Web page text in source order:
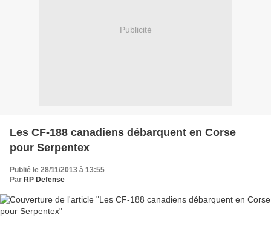
Publicité
Les CF-188 canadiens débarquent en Corse
pour Serpentex
Publié le 28/11/2013 à 13:55
Par RP Defense